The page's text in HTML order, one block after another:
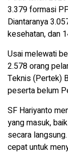
3.379 formasi
Diantaranya
kesehatan, dan
Usai melewati
2.578 orang
Teknis (Pertek)
peserta belum
SF Hariyanto
yang masuk,
secara
cepat untuk